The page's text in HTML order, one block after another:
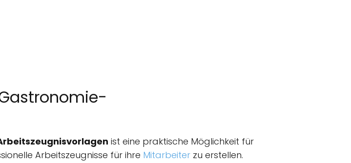
ist eine praktische Möglichkeit für
Arbeitszeugnisse für ihre Mitarbeiter zu erstellen.